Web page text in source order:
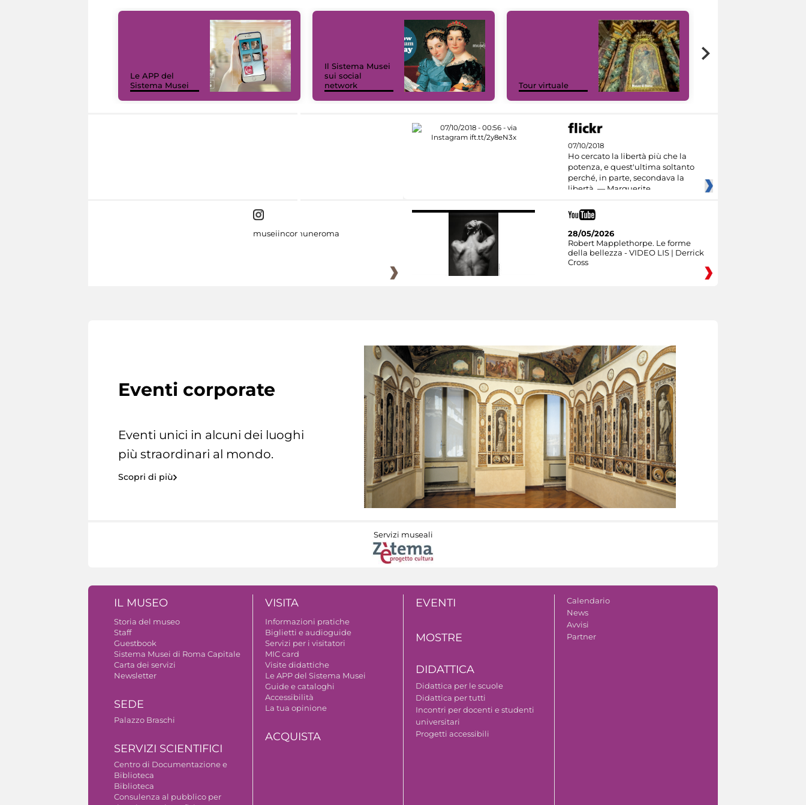
Le APP del
Sistema Musei
Il Sistema Musei
sui social
network
Tour virtuale
07/10/2018
Ho cercato la libertà più che la
potenza, e quest'ultima soltanto
perché, in parte, secondava la
libertà. — Marguerite
museiincomuneroma
28/05/2026
Robert Mapplethorpe. Le forme
della bellezza - VIDEO LIS | Derrick
Cross
Eventi corporate
Eventi unici in alcuni dei luoghi
più straordinari al mondo.
Scopri di più
Servizi museali
IL MUSEO
Storia del museo
Staff
Guestbook
Sistema Musei di Roma Capitale
Carta dei servizi
Newsletter
SEDE
Palazzo Braschi
SERVIZI SCIENTIFICI
Centro di Documentazione e
Biblioteca
Biblioteca
Consulenza al pubblico per
VISITA
Informazioni pratiche
Biglietti e audioguide
Servizi per i visitatori
MIC card
Visite didattiche
Le APP del Sistema Musei
Guide e cataloghi
Accessibilità
La tua opinione
ACQUISTA
EVENTI
MOSTRE
DIDATTICA
Didattica per le scuole
Didattica per tutti
Incontri per docenti e studenti
universitari
Progetti accessibili
Calendario
News
Avvisi
Partner